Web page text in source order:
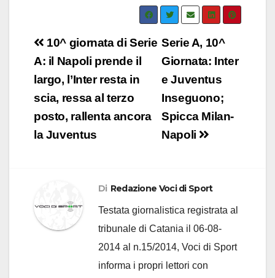
Navigazione
articoli
Serie A, 10^
Giornata: Inter
e Juventus
Inseguono;
Spicca Milan-
Napoli
10^ giornata di Serie
A: il Napoli prende il
largo, l’Inter resta in
scia, ressa al terzo
posto, rallenta ancora
la Juventus
Di Redazione Voci di Sport
Testata giornalistica registrata al
tribunale di Catania il 06-08-
2014 al n.15/2014, Voci di Sport
informa i propri lettori con